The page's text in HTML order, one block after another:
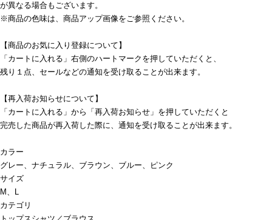
が異なる場合もございます。
※商品の色味は、商品アップ画像をご参照ください。
【商品のお気に入り登録について】
「カートに入れる」右側のハートマークを押していただくと、
残り１点、セールなどの通知を受け取ることが出来ます。
【再入荷お知らせについて】
「カートに入れる」から「再入荷お知らせ」を押していただくと
完売した商品が再入荷した際に、通知を受け取ることが出来ます。
カラー
グレー、ナチュラル、ブラウン、ブルー、ピンク
サイズ
M、L
カテゴリ